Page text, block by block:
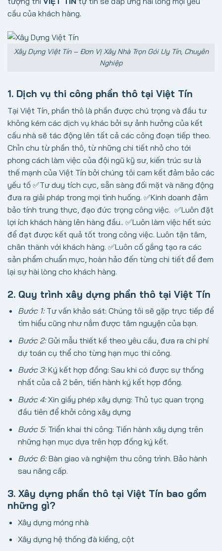
cầu của khách hàng.
Xây Dựng Việt Tín – Đơn Vị Xây Nhà Trọn Gói Uy Tín, Chuyên
Nghiệp
1. Dịch vụ thi công phần thô tại Việt Tín
Tại Việt Tín, phần thô là phần được chú trọng và đầu tư
không kém các dịch vụ khác bởi sự ảnh hưởng của kết
cấu nhà sẽ tác động lên tất cả các công đoạn tiếp theo.
Chỉn chu từ phần thô, từ những chi tiết nhỏ cho tới
phong cách làm việc của đội ngũ kỹ sư, kiến trúc sư là
thế mạnh của Việt Tín bởi chúng tôi cam kết đảm bảo các
yếu tố ✅Tư duy tích cực, sẵn sàng đối mặt và năng động
đưa ra giải pháp trong mọi tình huống. ✅Kinh doanh đảm
bảo tính trung thực, đạo đức trọng công việc. ✅Luôn đặt
lợi ích khách hàng lên hàng đầu.. ✅Luôn làm việc hết sức
để đạt được kết quả tốt trong công việc. Luôn tận tâm,
chân thành với khách hàng. ✅Luôn cố gắng tạo ra các
sản phẩm chuẩn mực, hoàn hảo đến từng chi tiết để đem
lại sự hài lòng cho khách hàng.
2. Quy trình xây dựng phần thô tại Việt Tín
Bước 1: Tư vấn khảo sát: Chúng tôi sẽ gặp trực tiếp để
tìm hiểu cũng như nắm được tâm nguyện của bạn.
Bước 2:Gửi mẫu thiết kế theo yêu cầu, đưa ra chi phí
dự toán cụ thể cho từng hạn mục thi công.
Bước 3:Ký kết hợp đồng: Sau khi có được sự thống
nhất của cả 2 bên, tiến hành ký kết hợp đồng.
Bước 4:Xin giấy phép xây dựng: Thủ tục quan trọng
đầu tiên để khởi công xây dựng
Bước 5: Triển khai thi công: Tiến hành xây dựng trên
những hạn mục dựa trên hợp đồng ký kết.
Bước 6:Bàn giao và nghiệm thu công trình. Bảo hành
sau nâng cấp.
3. Xây dựng phần thô tại Việt Tín bao gồm
những gì?
Xây dựng móng nhà
Xây dựng hệ thống đà kiềng, cột